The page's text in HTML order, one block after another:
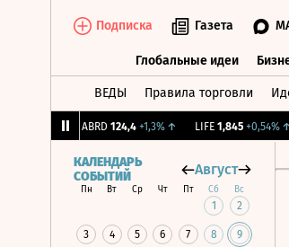
Подписка Газета
Глобальные идеи
ВЕДЫ Правила торговли
ABRD 124,4 +1,3%↑ LIFE 1,845 +0,54%↑
КАЛЕНДАРЬ
СОБЫТИЙ
Август
Пн Вт Ср Чт Пт Сб Вс
1 2
3 4 5 6 7 8 9